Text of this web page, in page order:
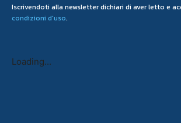
Iscrivendoti alla newsletter dichiari di aver letto e
condizioni d'uso.
Loading...